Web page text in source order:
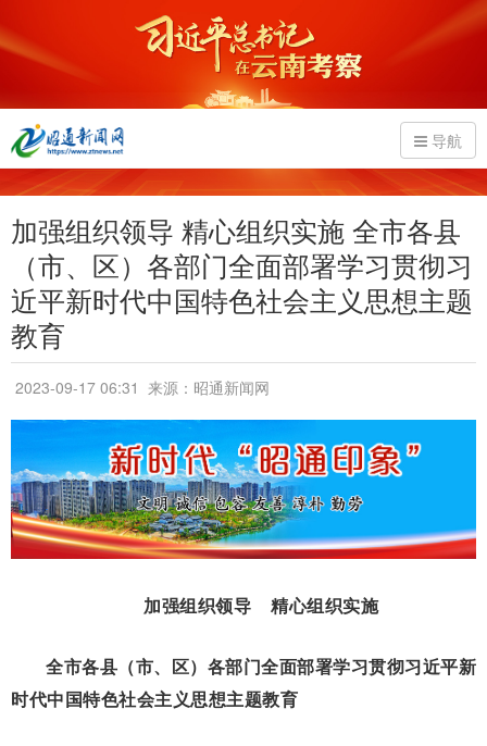
导航
加强组织领导 精心组织实施 全市各县
（市、区）各部门全面部署学习贯彻习
近平新时代中国特色社会主义思想主题
教育
2023-09-17 06:31 来源：昭通新闻网
加强组织领导 精心组织实施
全市各县（市、区）各部门全面部署学习贯彻习近平新
时代中国特色社会主义思想主题教育